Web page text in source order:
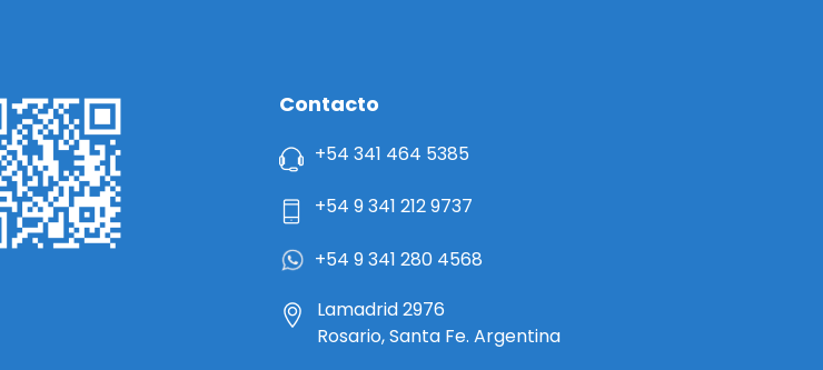
Contacto
+54 341 464 5385
+54 9 341 212 9737
+54 9 341 280 4568
Lamadrid 2976
Rosario, Santa Fe. Argentina